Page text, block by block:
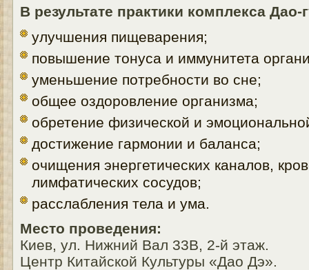
В результате практики комплекса
улучшения пищеварения;
повышение тонуса и иммунитета
уменьшение потребности во сне;
общее оздоровление организма;
обретение физической и
достижение гармонии и баланса;
очищения энергетических каналов,
лимфатических сосудов;
расслабления тела и ума.
Место проведения:
Киев, ул. Нижний Вал 33В, 2-й этаж.
Центр Китайской Культуры «Дао Дэ».